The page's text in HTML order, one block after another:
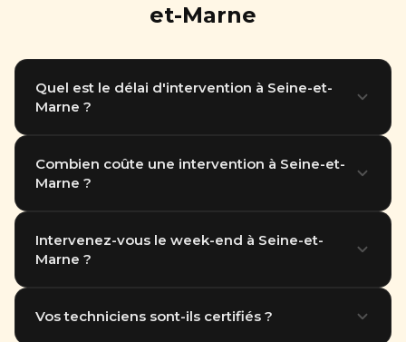
et-Marne
Quel est le délai d'intervention à Seine-et-
Marne ?
Nous intervenons en moins d'1 heure dans tout le
77. Notre équipe basée à Thiais (94) se déplace
Combien coûte une intervention à Seine-et-
Marne ?
Le tarif dépend du type de nuisible et de la surface à
traiter. Destruction nid de guêpes à partir de 89
Intervenez-vous le week-end à Seine-et-
Marne ?
Oui, nous intervenons 7 jours sur 7, y compris les
Vos techniciens sont-ils certifiés ?